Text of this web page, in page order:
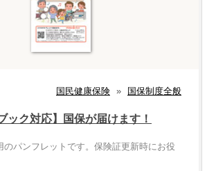
国民健康保険 » 国保制度全般
ック対応】国保が届けます！
のパンフレットです。保険証更新時にお役